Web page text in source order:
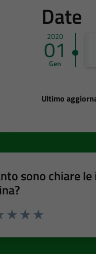
Date
2020
01
Gen
Ultimo
sono chiare